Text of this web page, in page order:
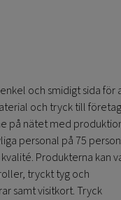
och smidigt sida för
och tryck till
på nätet med
personal på 75
Produkterna kan
tryckt tyg och
samt visitkort. Tryck